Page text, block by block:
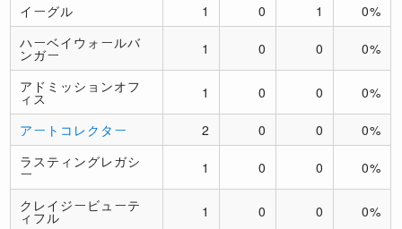
イーグル
1 0 1
0%
ハーベイウォールバ
ンガー 1 0 0 0%
アドミッションオフ
ィス 1 0 0 0%
アートコレクター 2 0 0
0%
ラスティングレガシ
ー 1 0 0 0%
クレイジービューテ
ィフル 1 0 0 0%